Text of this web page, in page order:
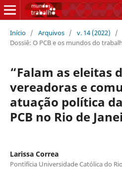
Início / Arquivos / v. 14 (2022)
/
Dossiê: O PCB e os mundos do
“Falam as eleitas
vereadoras e
atuação política
PCB no Rio de
Larissa Correa
Pontifícia Universidade Católica do